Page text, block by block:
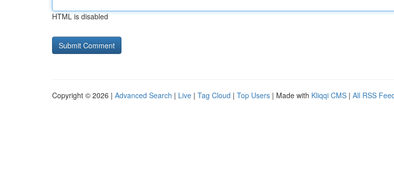
HTML is disabled
Copyright © 2026 | Advanced Search | Live | Tag Cloud | Top Users | Made with Kliqqi CMS | All RSS